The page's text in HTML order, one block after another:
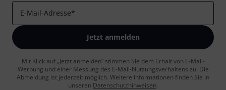
E-Mail-Adresse*
Jetzt anmelden
Mit Klick auf „Jetzt anmelden“ stimmen Sie dem Erhalt von E-Mail-
Werbung und einer Messung des E-Mail-Nutzungsverhaltens zu. Die
Abmeldung ist jederzeit möglich. Weitere Informationen finden Sie in
unseren Datenschutzhinweisen.